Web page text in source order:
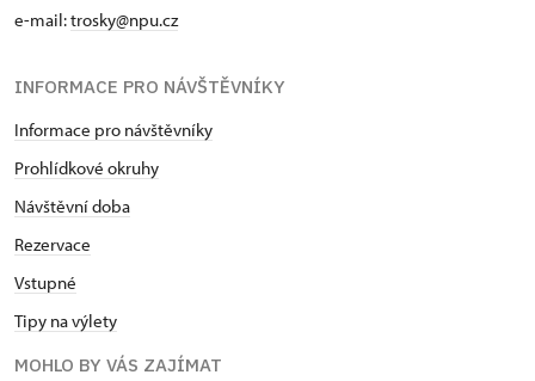
e-mail:trosky@npu.cz
INFORMACE PRO NÁVŠTĚVNÍKY
Informace pro návštěvníky
Prohlídkové okruhy
Návštěvní doba
Rezervace
Vstupné
Tipy na výlety
MOHLO BY VÁS ZAJÍMAT